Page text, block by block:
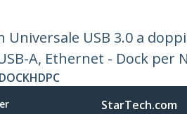
Universale USB 3.0 a
A, Ethernet - Dock per
StarTech.com